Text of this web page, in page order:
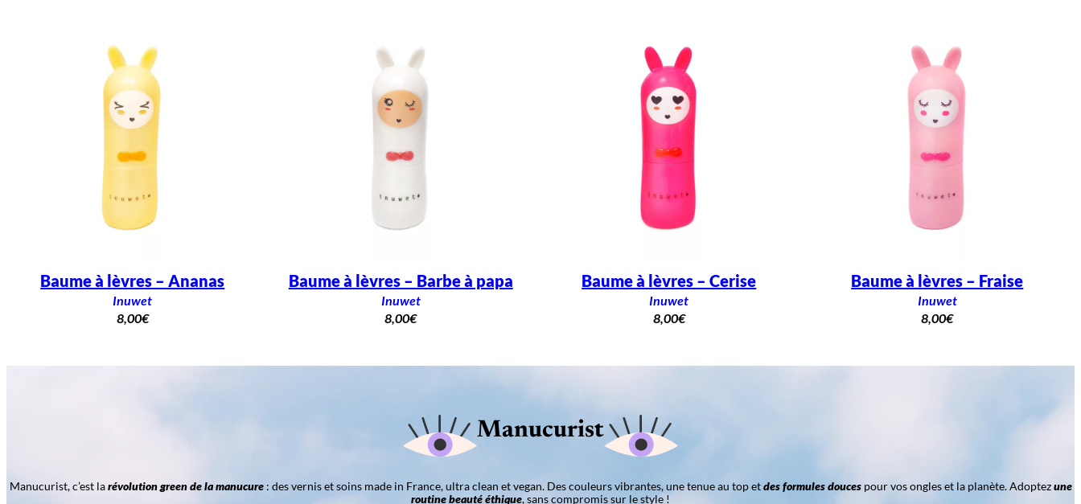
Baume à lèvres – Ananas
Inuwet
8,00€
Baume à lèvres – Barbe à papa
Inuwet
8,00€
Baume à lèvres – Cerise
Inuwet
8,00€
Baume à lèvres – Fraise
Inuwet
8,00€
Manucurist
Manucurist, c’est larévolution green de la manucure: des vernis et soins made in France, ultra clean et vegan. Des couleurs vibrantes, une tenue au top etdes formules doucespour vos ongles et la planète. Adoptezune
routine beauté éthique, sans compromis sur le style !